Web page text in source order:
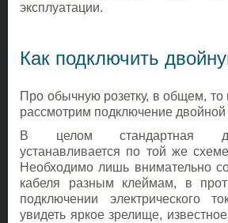
эксплуатации.
Как подключить
Про обычную розетку, в общем,
рассмотрим подключение двойной
В целом стандартная
устанавливается по той же
Необходимо лишь внимательно
кабеля разным клеймам, в
подключении электрического
увидеть яркое зрелище,